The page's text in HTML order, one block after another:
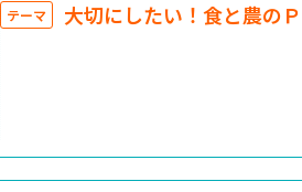
テーマ 大切にしたい！食と農の